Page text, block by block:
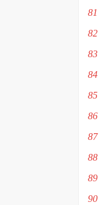
81
82
83
84
85
86
87
88
89
90